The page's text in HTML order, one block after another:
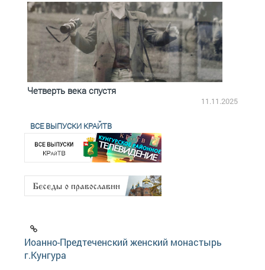
Четверть века спустя
11.11.2025
ВСЕ ВЫПУСКИ КРАЙТВ
Иоанно-Предтеченский женский монастырь
г.Кунгура